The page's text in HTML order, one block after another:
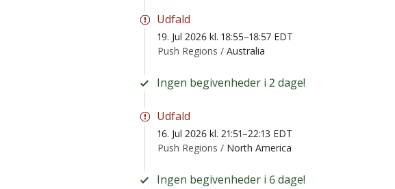
Udfald
19. Jul 2026 kl. 18:55–18:57 EDT
Push Regions / Australia
Ingen begivenheder i 2 dage!
Udfald
16. Jul 2026 kl. 21:51–22:13 EDT
Push Regions / North America
Ingen begivenheder i 6 dage!